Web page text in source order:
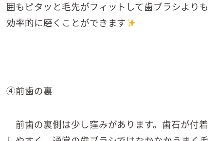
囲もピタッと毛先がフィットして歯ブラシよりも
効率的に磨くことができます
④前歯の裏
前歯の裏側は少し窪みがあります。歯石が付着